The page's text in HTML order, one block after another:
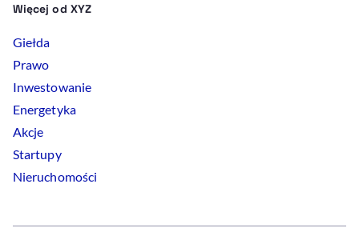
Więcej od XYZ
Giełda
Prawo
Inwestowanie
Energetyka
Akcje
Startupy
Nieruchomości